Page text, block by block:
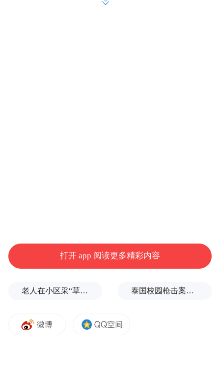
这种设计非常适合需要高精度、低延迟的应
打开 app 阅读更多精彩内容
老人在小区采“草药”煮水，妻子喝了昏迷进医院ICU，儿子则精神错乱、摔得遍体鳞伤 泰国校园枪击案致9死，枪手父亲道歉